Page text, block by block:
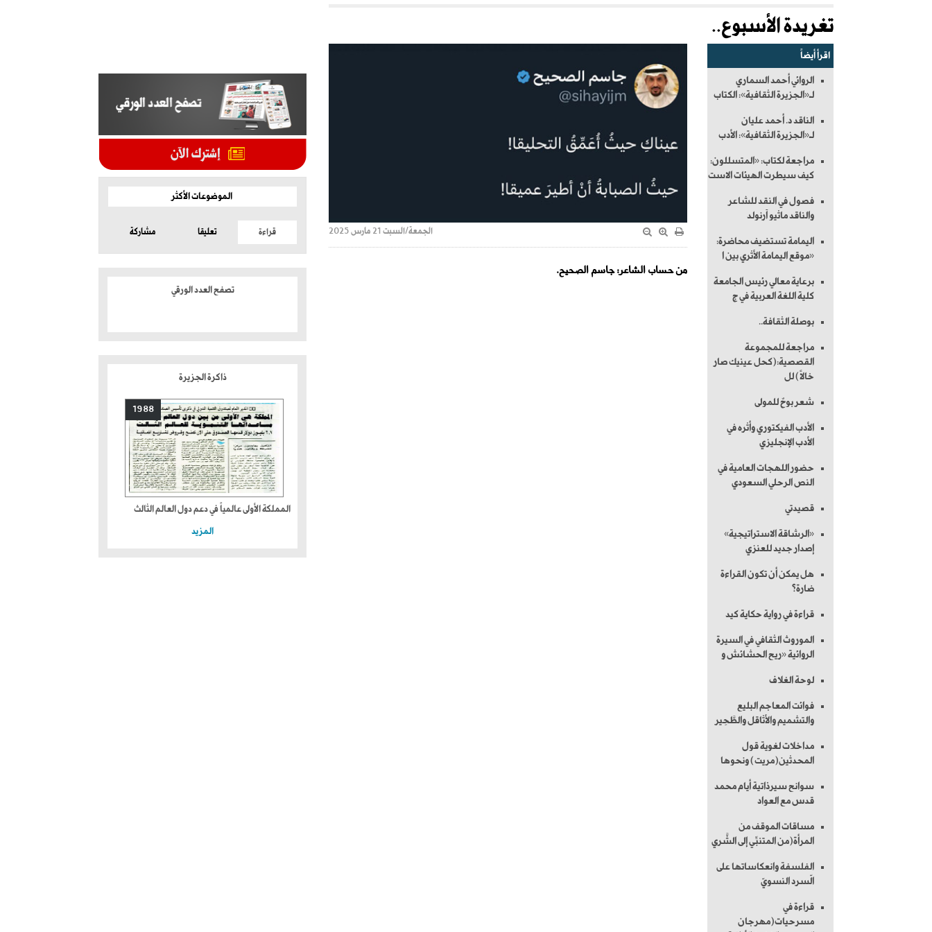
تغريدة الأسبوع..
اقرأ أيضاً
الروائي أحمد السماري
لـ«الجزيرة الثقافية»: الكتاب
الناقد د. أحمد عليان
لـ«الجزيرة الثقافية»: الأدب
مراجعة لكتاب: «المتسللون:
كيف سيطرت الهيئات الاست
فصول في النقد للشاعر
والناقد ماثيو آرنولد
اليمامة تستضيف محاضرة:
«موقع اليمامة الأثري بين ا
برعاية معالي رئيس الجامعة
كلية اللغة العربية في ج
بوصلة الثقافة..
مراجعة للمجموعة
القصصية:(كحل عينيك صار
خالاً) لل
شعر بوحٌ للمولى
الأدب الفيكتوري وأثره في
الأدب الإنجليزي
حضور اللهجات العامية في
النص الرحلي السعودي
قصيدتي
«الرشاقة الاستراتيجية»
إصدار جديد للعنزي
هل يمكن أن تكون القراءة
ضارة؟
قراءة في رواية حكاية كيد
الموروث الثقافي في السيرة
الروائية «ريح الحشائش و
لوحة الغلاف
فوائت المعاجم البليع
والتشميم والأثاقل والطَّحِير
مداخلات لغوية قول
المحدثين(مريت) ونحوها
سوانح سيرذاتية أيام محمد
قدس مع العواد
مساقات الموقف من
المرأة(من المتنبِّي إلى الشَّري
الفلسفة وانعكاساتها على
الّسرد النسويّ
قراءة في
مسرحيات(مهرجان
الجمعة/السبت 21 مارس 2025
من حساب الشاعر: جاسم الصحيح.
الموضوعات الأكثر
قراءة تعليقا مشاركة
تصفح العدد الورقي
ذاكرة الجزيرة
1988
المملكة الأولى عالمياً في دعم دول العالم الثالث
المزيد